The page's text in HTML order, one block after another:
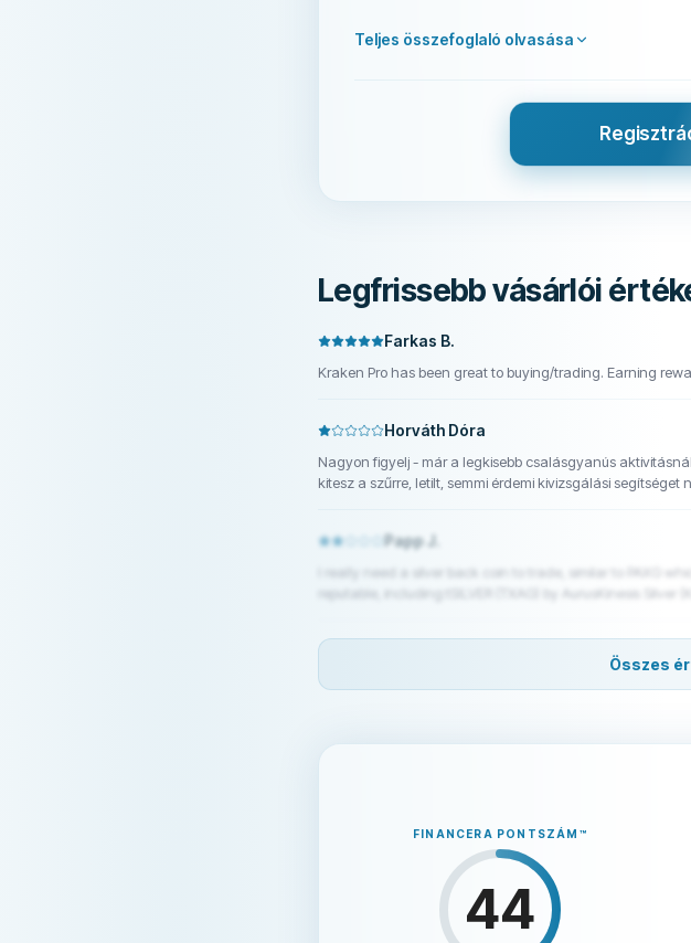
Teljes összefoglaló olvasása
Legfrissebb vásárlói
Farkas B.
Kraken Pro has been great to buying/trading. Earning
Horváth Dóra
Nagyon figyelj - már a legkisebb csalásgyanús
kitesz a szűrre, letilt, semmi érdemi kivizsgálási
Papp J.
I really need a silver back coin to trade, similar to PAXG which is available to
reputable, including:tSILVER (TXAG) by AurusKinesis
Összes
FINANCERA PONTSZÁM ™
44